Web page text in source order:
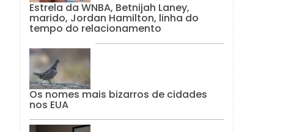
Estrela da WNBA, Betnijah Laney,
marido, Jordan Hamilton, linha do
tempo do relacionamento
Os nomes mais bizarros de cidades
nos EUA